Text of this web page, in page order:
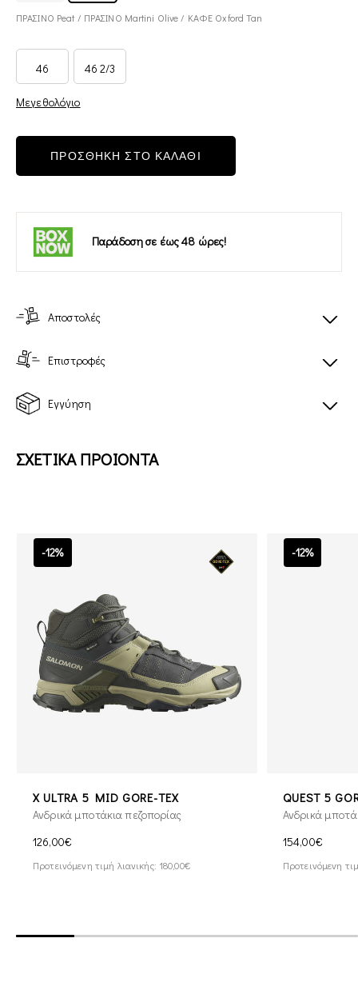
ΠΡΑΣΙΝΟ Peat / ΠΡΑΣΙΝΟ Martini Olive / ΚΑΦΕ Oxford Tan
46 46 2/3
Μεγεθολόγιο
ΠΡΟΣΘΗΚΗ ΣΤΟ ΚΑΛΑΘΙ
Παράδοση σε έως 48 ώρες!
Αποστολές
Επιστροφές
Εγγύηση
ΣΧΕΤΙΚΑ ΠΡΟΙΟΝΤΑ
-12%
X ULTRA 5 MID GORE-TEX
Ανδρικά μποτάκια πεζοπορίας
126,00€
Προτεινόμενη τιμή λιανικής: 180,00€
-12%
QUEST 5
Ανδρικά
154,00€
Προτεινόμενη